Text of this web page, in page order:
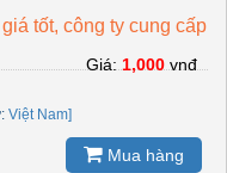
tốt, công ty cung cấp
: Việt Nam]
Giá:1,000vnđ
Mua hàng